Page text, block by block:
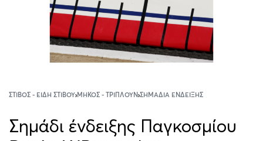
ΣΤΊΒΟΣ - ΕΊΔΗ ΣΤΊΒΟΥ›ΜΉΚΟΣ - ΤΡΙΠΛΟΎΝ›ΣΗΜΆΔΙΑ ΈΝΔΕΙΞΗΣ
Σημάδι ένδειξης Παγκοσμίου